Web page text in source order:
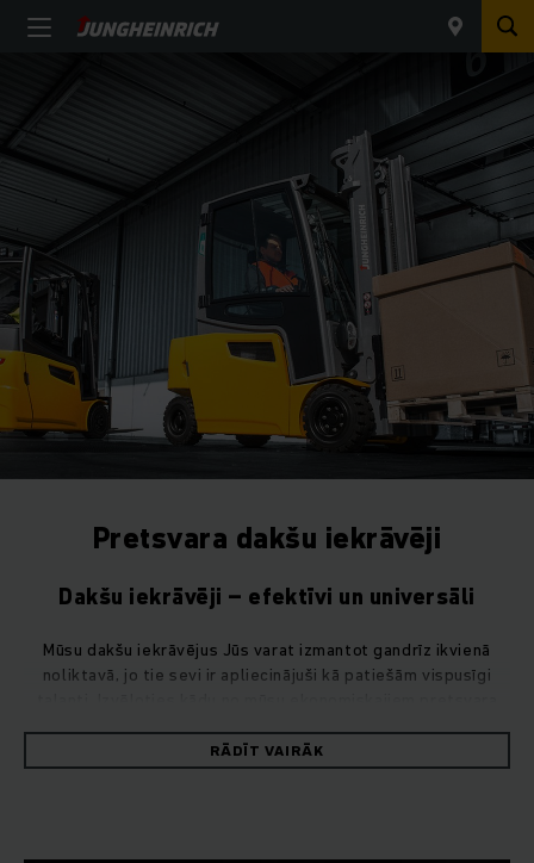
Pretsvara dakšu iekrāvēji
Dakšu iekrāvēji – efektīvi un universāli
Mūsu dakšu iekrāvējus Jūs varat izmantot gandrīz ikvienā
noliktavā, jo tie sevi ir apliecinājuši kā patiešām vispusīgi
RĀDĪT VAIRĀK